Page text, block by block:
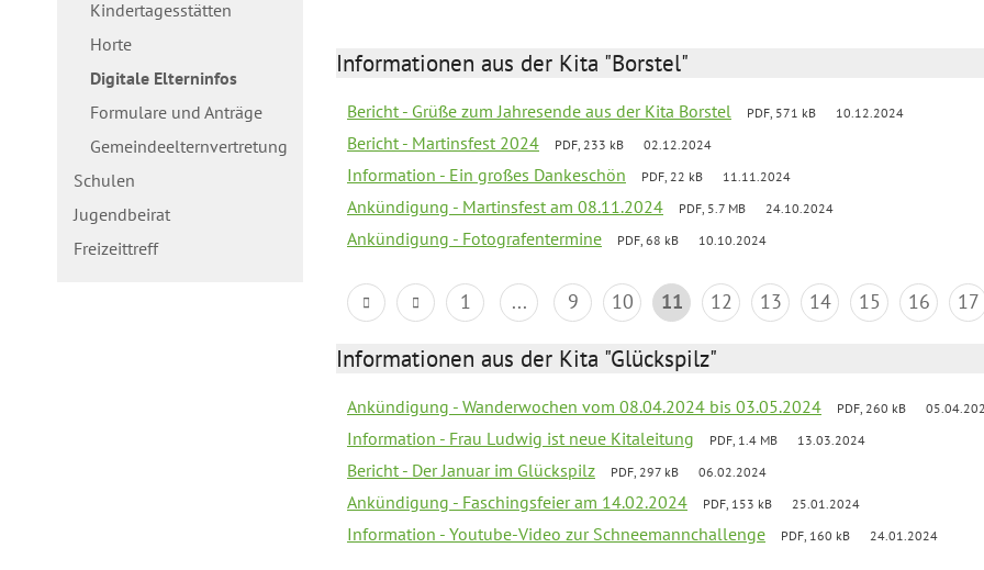
Kindertagesstätten
Horte
Digitale Elterninfos
Formulare und Anträge
Gemeindeelternvertretung
Schulen
Jugendbeirat
Freizeittreff
Informationen aus der Kita "Borstel"
Bericht - Grüße zum Jahresende aus der Kita Borstel PDF, 571 kB 10.12.2024
Bericht - Martinsfest 2024 PDF, 233 kB 02.12.2024
Information - Ein großes Dankeschön PDF, 22 kB 11.11.2024
Ankündigung - Martinsfest am 08.11.2024 PDF, 5.7 MB 24.10.2024
Ankündigung - Fotografentermine PDF, 68 kB 10.10.2024
1 ... 9 10 11 12 13 14 15 16 17
Informationen aus der Kita "Glückspilz"
Ankündigung - Wanderwochen vom 08.04.2024 bis 03.05.2024 PDF, 260 kB
Information - Frau Ludwig ist neue Kitaleitung PDF, 1.4 MB 13.03.2024
Bericht - Der Januar im Glückspilz PDF, 297 kB 06.02.2024
Ankündigung - Faschingsfeier am 14.02.2024 PDF, 153 kB 25.01.2024
Information - Youtube-Video zur Schneemannchallenge PDF, 160 kB 24.01.2024